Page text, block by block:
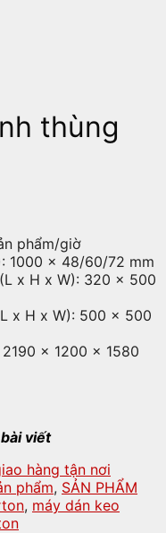
thùng
phẩm/giờ
1000 x 48/60/72 mm
x H x W): 320 x 500
x H x W): 500 x 500
x 1200 x 1580
viết
hàng tận nơi
phẩm, SẢN PHẨM
, máy dán keo